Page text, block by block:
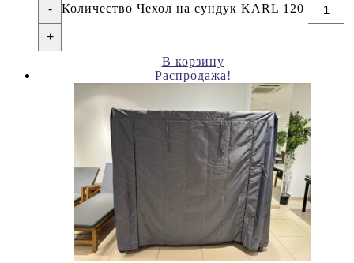
-
Количество Чехол на сундук KARL 120
+
В корзину
Распродажа!